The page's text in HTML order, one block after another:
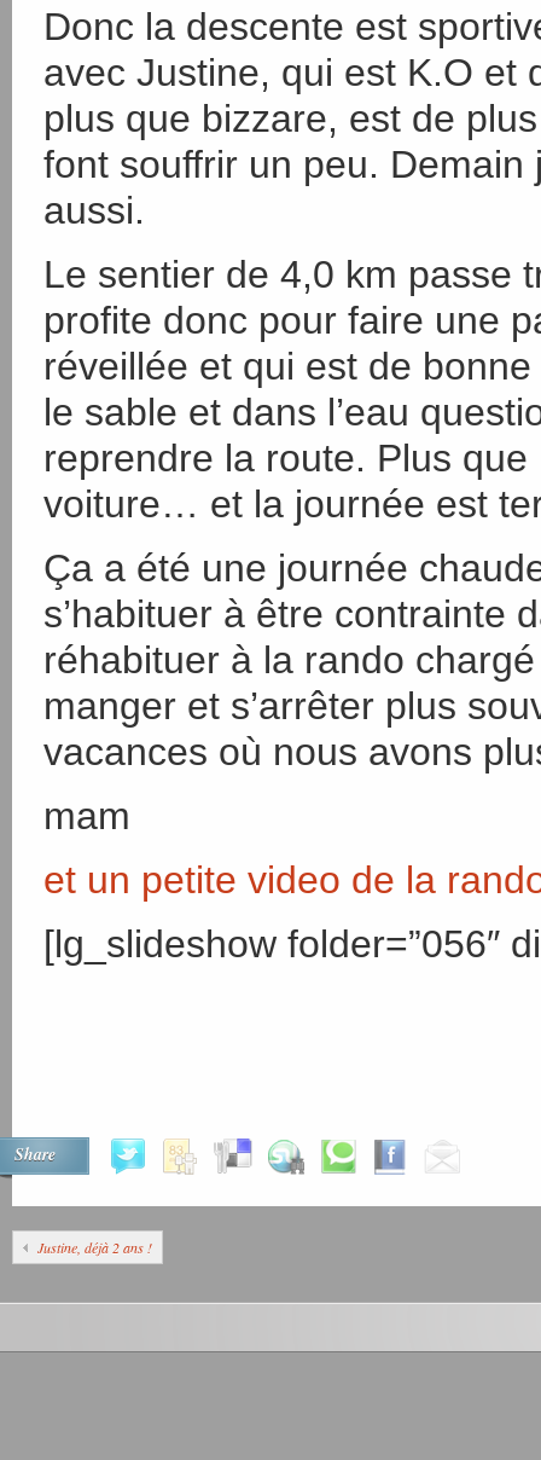
Donc la descente est
avec Justine, qui est K.O et
plus que bizzare, est de
font souffrir un peu.
aussi.
Le sentier de 4,0 km passe
profite donc pour faire une
réveillée et qui est de
le sable et dans l’eau
reprendre la route. Plus
voiture… et la journée est
Ça a été une journée
s’habituer à être contrainte
réhabituer à la rando
manger et s’arrêter plus
vacances où nous avons
mam
et un petite video de la
[lg_slideshow folder=”056″
Share
Justine, déjà 2 ans !